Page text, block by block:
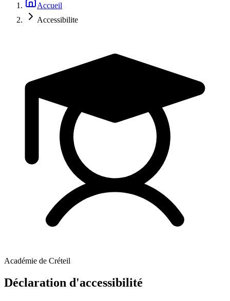
Accueil
Accessibilite
Académie de Créteil
Déclaration d'accessibilité